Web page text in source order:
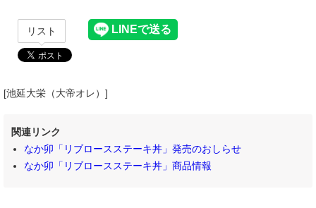
リスト
[池延大栄（大帝オレ）]
関連リンク
なか卯「リブロースステーキ丼」発売のおしらせ
なか卯「リブロースステーキ丼」商品情報